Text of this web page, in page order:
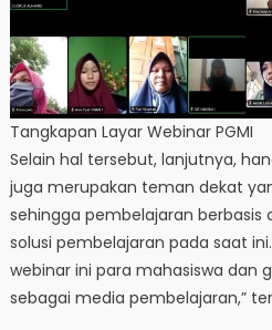
Tangkapan Layar Webinar PGMI
Selain hal tersebut, lanjutnya,
juga merupakan teman dekat
sehingga pembelajaran berbasis
solusi pembelajaran pada saat
webinar ini para mahasiswa dan
sebagai media pembelajaran,”